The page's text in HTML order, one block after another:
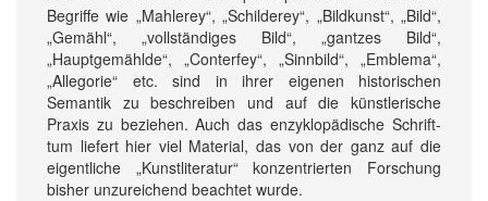
Begriffe wie „Mahlerey“, „Schilderey“, „Bildkunst“, „Bild“,
„Gemähl“, „vollständiges Bild“, „gantzes Bild“,
„Hauptgemählde“, „Conterfey“, „Sinnbild“, „Emblema“,
„Allegorie“ etc. sind in ihrer eigenen historischen
Semantik zu be­schreiben und auf die künstlerische
Praxis zu beziehen. Auch das enzyklopädische Schrift­
tum liefert hier viel Material, das von der ganz auf die
eigentliche „Kunst­literatur“ konzentrierten Forschung
bisher un­zureichend beachtet wurde.